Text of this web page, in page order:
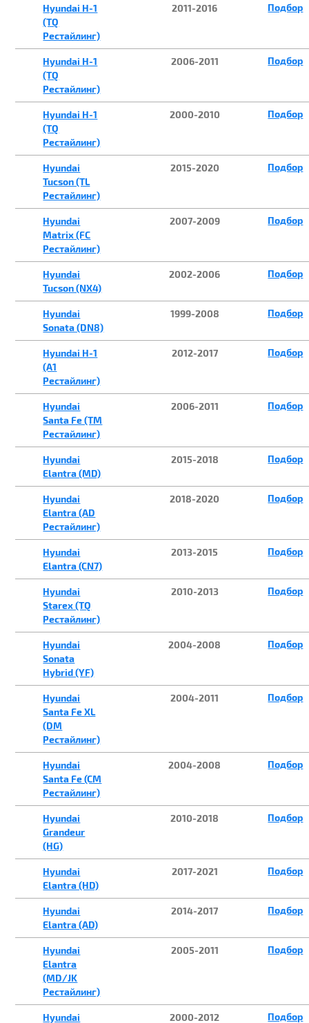
Hyundai H-1
(TQ
Рестайлинг)
2011-2016 Подбор
Hyundai H-1
(TQ
Рестайлинг)
2006-2011 Подбор
Hyundai H-1
(TQ
Рестайлинг)
2000-2010 Подбор
Hyundai
Tucson (TL
Рестайлинг)
2015-2020 Подбор
Hyundai
Matrix (FC
Рестайлинг)
2007-2009 Подбор
Hyundai
Tucson (NX4)
2002-2006 Подбор
Hyundai
Sonata (DN8)
1999-2008 Подбор
Hyundai H-1
(A1
Рестайлинг)
2012-2017 Подбор
Hyundai
Santa Fe (TM
Рестайлинг)
2006-2011 Подбор
Hyundai
Elantra (MD)
2015-2018 Подбор
Hyundai
Elantra (AD
Рестайлинг)
2018-2020 Подбор
Hyundai
Elantra (CN7)
2013-2015 Подбор
Hyundai
Starex (TQ
Рестайлинг)
2010-2013 Подбор
Hyundai
Sonata
Hybrid (YF)
2004-2008 Подбор
Hyundai
Santa Fe XL
(DM
Рестайлинг)
2004-2011 Подбор
Hyundai
Santa Fe (CM
Рестайлинг)
2004-2008 Подбор
Hyundai
Grandeur
(HG)
2010-2018 Подбор
Hyundai
Elantra (HD)
2017-2021 Подбор
Hyundai
Elantra (AD)
2014-2017 Подбор
Hyundai
Elantra
(MD/JK
Рестайлинг)
2005-2011 Подбор
Hyundai 2000-2012 Подбор